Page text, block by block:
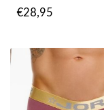
€28,95